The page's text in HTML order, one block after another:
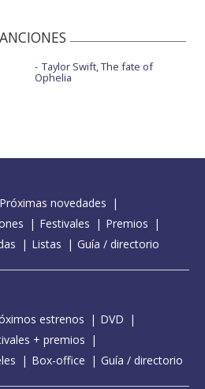
Taylor Swift, The fate of
Ophelia
Próximas novedades
Festivales
Premios
Listas Guía / directorio
estrenos
DVD
+ premios
Box-office Guía / directorio